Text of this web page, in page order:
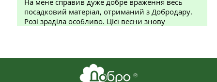
На мене справив дуже добре враження весь
посадковий матеріал, отриманий з Добродару.
Розі зраділа особливо. Цієї весни знову